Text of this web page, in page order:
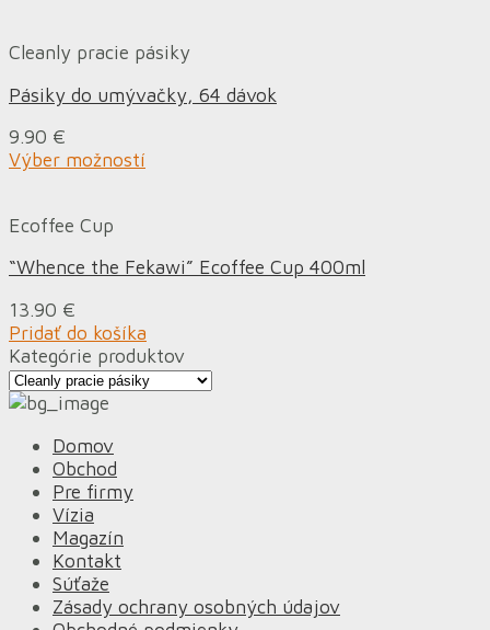
Cleanly pracie pásiky
Pásiky do umývačky, 64 dávok
9.90 €
Výber možností
Ecoffee Cup
“Whence the Fekawi” Ecoffee Cup 400ml
13.90 €
Pridať do košíka
Kategórie produktov
Domov
Obchod
Pre firmy
Vízia
Magazín
Kontakt
Súťaže
Zásady ochrany osobných údajov